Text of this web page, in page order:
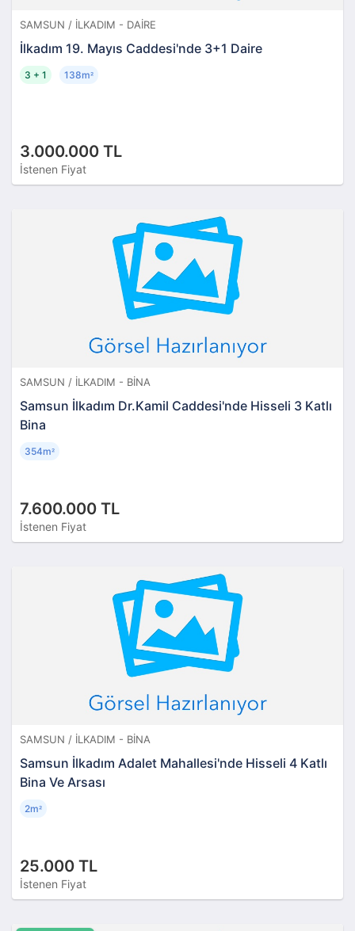
SAMSUN / İLKADIM - DAIRE
İlkadım 19. Mayıs Caddesi'nde 3+1 Daire
3.000.000 TL
İstenen Fiyat
3 + 1 138m²
SAMSUN / İLKADIM - BINA
Samsun İlkadım Dr.Kamil Caddesi'nde Hisseli 3 Katlı
Bina
7.600.000 TL
İstenen Fiyat
354m²
SAMSUN / İLKADIM - BINA
Samsun İlkadım Adalet Mahallesi'nde Hisseli 4 Katlı
Bina Ve Arsası
25.000 TL
İstenen Fiyat
2m²